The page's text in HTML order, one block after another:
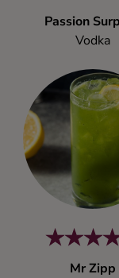
Passion
Vodka
Mr Zipp